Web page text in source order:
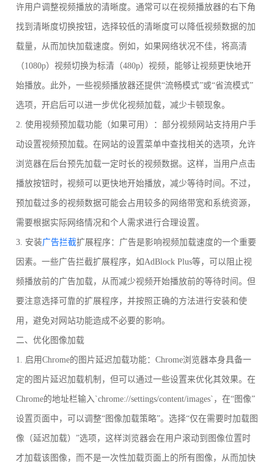
许用户调整视频播放的清晰度。通常可以在视频播放器的右下角
找到清晰度切换按钮，选择较低的清晰度可以降低视频数据的加
载量，从而加快加载速度。例如，如果网络状况不佳，将高清
（1080p）视频切换为标清（480p）视频，能够让视频更快地开
始播放。此外，一些视频播放器还提供“流畅模式”或“省流模式”
选项，开启后可以进一步优化视频加载，减少卡顿现象。
2. 使用视频预加载功能（如果可用）：部分视频网站支持用户手
动设置视频预加载。在网站的设置菜单中查找相关的选项，允许
浏览器在后台预先加载一定时长的视频数据。这样，当用户点击
播放按钮时，视频可以更快地开始播放，减少等待时间。不过，
预加载过多的视频数据可能会占用较多的网络带宽和系统资源，
需要根据实际网络情况和个人需求进行合理设置。
3. 安装广告拦截扩展程序：广告是影响视频加载速度的一个重要
因素。一些广告拦截扩展程序，如AdBlock Plus等，可以阻止视
频播放前的广告加载，从而减少视频开始播放前的等待时间。但
要注意选择可靠的扩展程序，并按照正确的方法进行安装和使
用，避免对网站功能造成不必要的影响。
二、优化图像加载
1. 启用Chrome的图片延迟加载功能：Chrome浏览器本身具备一
定的图片延迟加载机制，但可以通过一些设置来优化其效果。在
Chrome的地址栏输入`chrome://settings/content/images`，在“图像”
设置页面中，可以调整“图像加载策略”。选择“仅在需要时加载图
像（延迟加载）”选项，这样浏览器会在用户滚动到图像位置时
才加载该图像，而不是一次性加载页面上的所有图像，从而加快